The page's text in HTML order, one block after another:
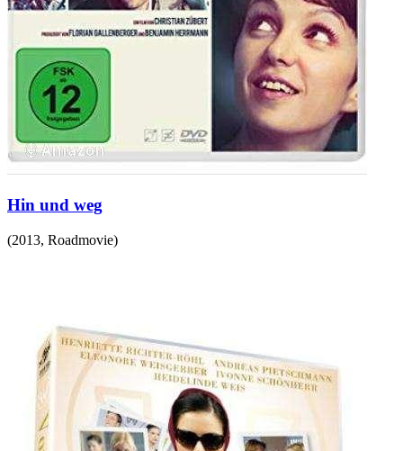
Hin und weg
(2013, Roadmovie)